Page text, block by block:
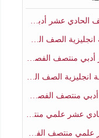
منتصف الفصل الثاني
أدبي منتصف الفصل الثاني
منتصف الفصل الثاني
عشر أدبي الفصل الثاني
الفصل الثاني
منتصف الفصل الثاني
الفصل الثاني